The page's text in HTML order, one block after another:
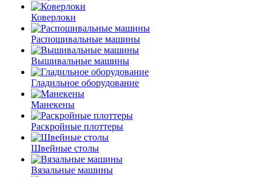
Коверлоки
Распошивальные машины
Вышивальные машины
Гладильное оборудование
Манекены
Раскройные плоттеры
Швейные столы
Вязальные машины